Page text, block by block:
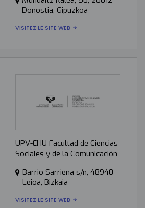
Donostia, Gipuzkoa
VISITEZ LE SITE WEB
UPV-EHU Facultad de Ciencias
Sociales y de la Comunicación
Barrio Sarriena s/n, 48940
Leioa, Bizkaia
VISITEZ LE SITE WEB